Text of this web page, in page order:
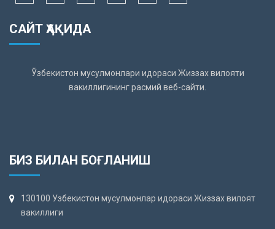
САЙТ ҲАҚИДА
Ўзбекистон мусулмонлари идораси Жиззах вилояти
вакиллигининг расмий веб-сайти.
БИЗ БИЛАН БОҒЛАНИШ
130100 Узбекистон мусулмонлар идораси Жиззах вилоят
вакиллиги